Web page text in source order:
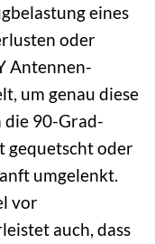
eines
oder
Antennen-
um genau diese
die 90-Grad-
gequetscht oder
umgelenkt.
vor
auch, dass